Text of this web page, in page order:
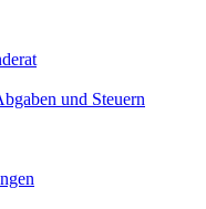
und Steuern